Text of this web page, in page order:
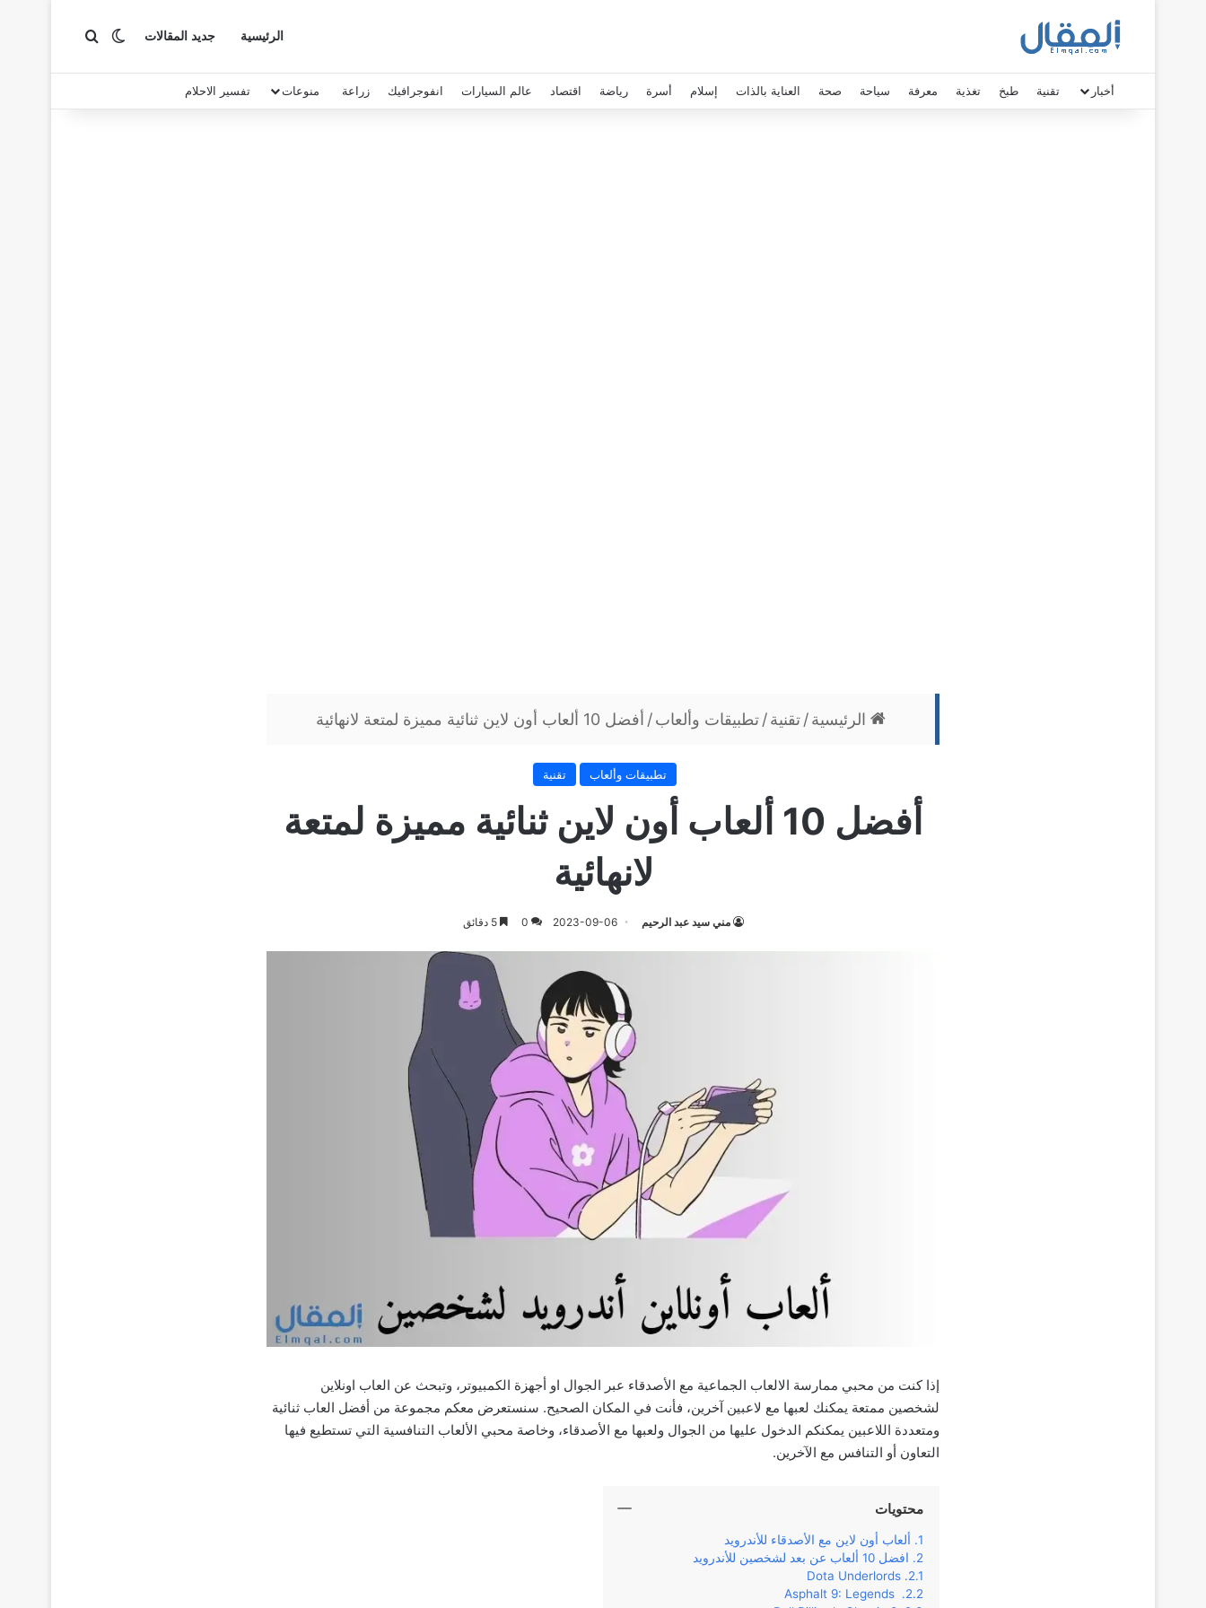
الرئيسية جديد المقالات الوضع المظلم
بحث عن
أخبار تقنية طبخ تغذية معرفة سياحة صحة العناية بالذات إسلام أسرة رياضة اقتصاد عالم السيارات انفوجرافيك زراعة منوعات تفسير الاحلام
الرئيسية/تقنية/تطبيقات وألعاب/ أفضل 10 ألعاب أون لاين ثنائية مميزة لمتعة لانهائية
تطبيقات وألعاب تقنية
أفضل 10 ألعاب أون لاين ثنائية مميزة لمتعة
لانهائية
مني سيد عبد الرحيم 2023-09-06
0 5 دقائق
إذا كنت من محبي ممارسة الالعاب الجماعية مع الأصدقاء عبر الجوال او أجهزة الكمبيوتر، وتبحث عن العاب اونلاين
لشخصين ممتعة يمكنك لعبها مع لاعبين آخرين، فأنت في المكان الصحيح. سنستعرض معكم مجموعة من أفضل العاب ثنائية
ومتعددة اللاعبين يمكنكم الدخول عليها من الجوال ولعبها مع الأصدقاء، وخاصة محبي الألعاب التنافسية التي تستطيع فيها
التعاون أو التنافس مع الآخرين.
محتويات
ألعاب أون لاين مع الأصدقاء للأندرويد
افضل 10 ألعاب عن بعد لشخصين للأندرويد
Dota Underlords